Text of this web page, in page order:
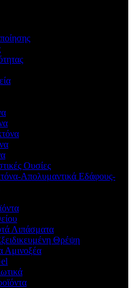
Ουσίες
Απολυμαντικά Εδάφους-
Λιπάσματα
Θρέψη
Αμινοξέα